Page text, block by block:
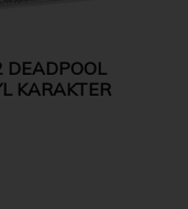
DEADPOOL
KARAKTER